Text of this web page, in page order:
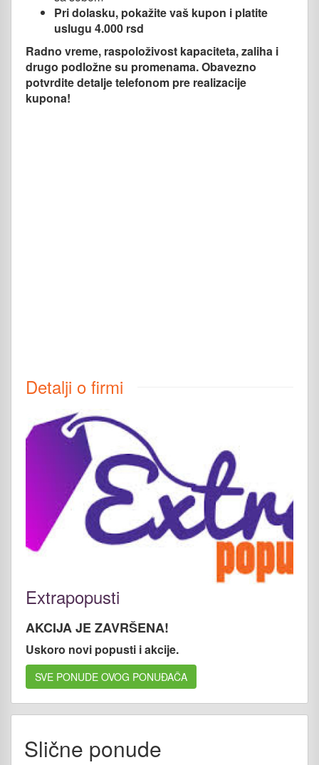
Pri dolasku, pokažite vaš kupon i platite
uslugu 4.000 rsd
Radno vreme, raspoloživost kapaciteta, zaliha i
drugo podložne su promenama. Obavezno
potvrdite detalje telefonom pre realizacije
kupona!
Detalji o firmi
Extrapopusti
AKCIJA JE ZAVRŠENA!
Uskoro novi popusti i akcije.
SVE PONUDE OVOG PONUĐAČA
Slične ponude